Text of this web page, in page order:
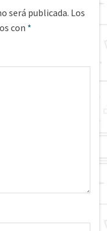
será publicada. Los
con *